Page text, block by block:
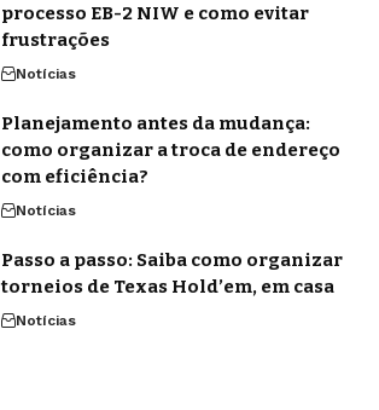
processo EB-2 NIW e como evitar
frustrações
Notícias
Planejamento antes da mudança:
como organizar a troca de endereço
com eficiência?
Notícias
Passo a passo: Saiba como organizar
torneios de Texas Hold’em, em casa
Notícias